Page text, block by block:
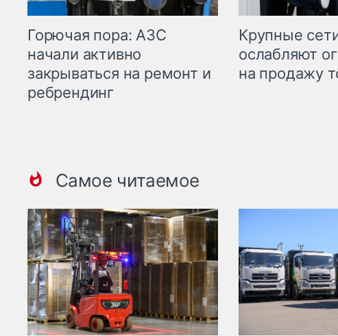
Горючая пора: АЗС
начали активно
закрываться на ремонт и
ребрендинг
Крупные
ослабляют
на продажу
Самое читаемое